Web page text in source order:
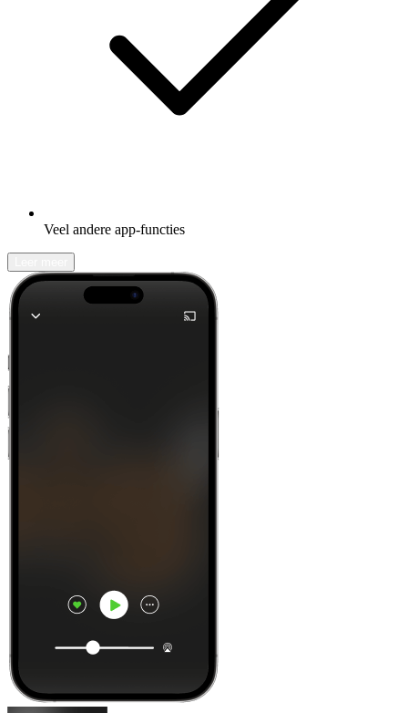
Veel andere app-functies